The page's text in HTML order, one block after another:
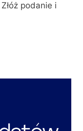
podanie i